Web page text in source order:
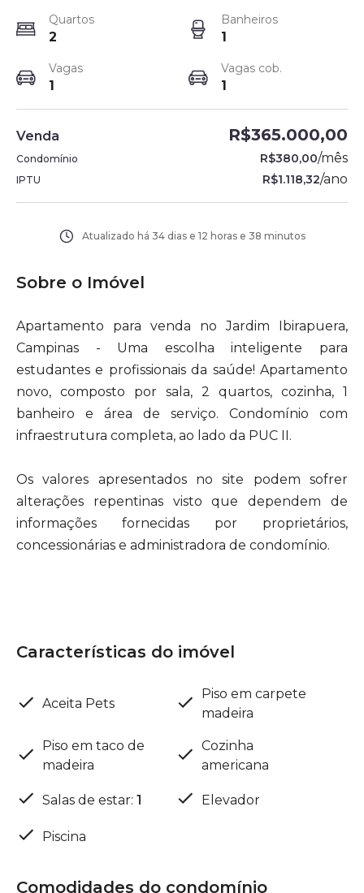
Quartos
2
Banheiros
1
Vagas
1
Vagas cob.
1
Venda R$365.000,00
Condomínio R$380,00/mês
IPTU R$1.118,32/ano
Atualizado há 34 dias e 12 horas e 38 minutos
Sobre o Imóvel
Apartamento para venda no Jardim Ibirapuera,
Campinas - Uma escolha inteligente para
estudantes e profissionais da saúde! Apartamento
novo, composto por sala, 2 quartos, cozinha, 1
banheiro e área de serviço. Condomínio com
infraestrutura completa, ao lado da PUC II.
Os valores apresentados no site podem sofrer
alterações repentinas visto que dependem de
informações fornecidas por proprietários,
concessionárias e administradora de condomínio.
Características do imóvel
Aceita Pets
Piso em carpete
madeira
Piso em taco de
madeira
Cozinha
americana
Salas de estar: 1 Elevador
Piscina
Comodidades do condomínio